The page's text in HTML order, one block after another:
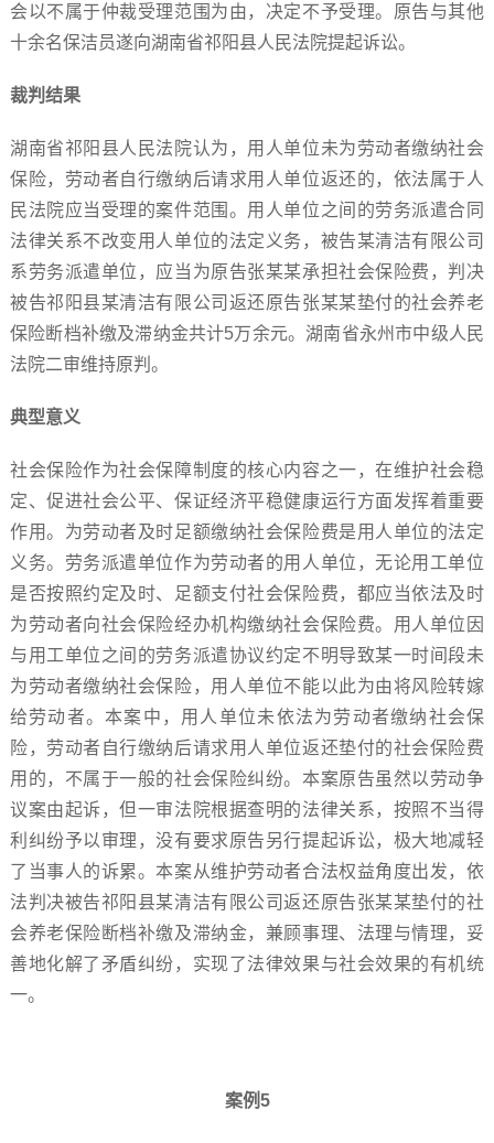
会以不属于仲裁受理范围为由，决定不予受理。原告与其他
十余名保洁员遂向湖南省祁阳县人民法院提起诉讼。
裁判结果
湖南省祁阳县人民法院认为，用人单位未为劳动者缴纳社会
保险，劳动者自行缴纳后请求用人单位返还的，依法属于人
民法院应当受理的案件范围。用人单位之间的劳务派遣合同
法律关系不改变用人单位的法定义务，被告某清洁有限公司
系劳务派遣单位，应当为原告张某某承担社会保险费，判决
被告祁阳县某清洁有限公司返还原告张某某垫付的社会养老
保险断档补缴及滞纳金共计5万余元。湖南省永州市中级人民
法院二审维持原判。
典型意义
社会保险作为社会保障制度的核心内容之一，在维护社会稳
定、促进社会公平、保证经济平稳健康运行方面发挥着重要
作用。为劳动者及时足额缴纳社会保险费是用人单位的法定
义务。劳务派遣单位作为劳动者的用人单位，无论用工单位
是否按照约定及时、足额支付社会保险费，都应当依法及时
为劳动者向社会保险经办机构缴纳社会保险费。用人单位因
与用工单位之间的劳务派遣协议约定不明导致某一时间段未
为劳动者缴纳社会保险，用人单位不能以此为由将风险转嫁
给劳动者。本案中，用人单位未依法为劳动者缴纳社会保
险，劳动者自行缴纳后请求用人单位返还垫付的社会保险费
用的，不属于一般的社会保险纠纷。本案原告虽然以劳动争
议案由起诉，但一审法院根据查明的法律关系，按照不当得
利纠纷予以审理，没有要求原告另行提起诉讼，极大地减轻
了当事人的诉累。本案从维护劳动者合法权益角度出发，依
法判决被告祁阳县某清洁有限公司返还原告张某某垫付的社
会养老保险断档补缴及滞纳金，兼顾事理、法理与情理，妥
善地化解了矛盾纠纷，实现了法律效果与社会效果的有机统
一。
案例5